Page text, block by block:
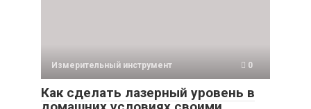
Измерительный инструмент 0
Как сделать лазерный уровень в